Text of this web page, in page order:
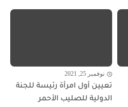
نوفمبر 25, 2021
تعيين أول امرأة رئيسة للجنة
الدولية للصليب الأحمر